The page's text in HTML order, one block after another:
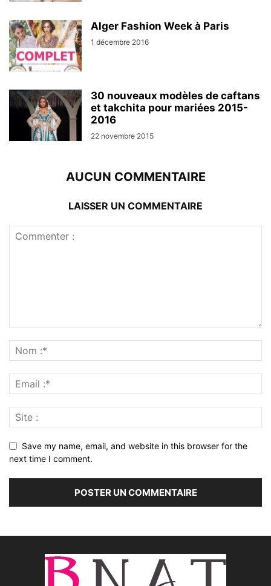
Alger Fashion Week à Paris
1 décembre 2016
30 nouveaux modèles de caftans
et takchita pour mariées 2015-
2016
22 novembre 2015
AUCUN COMMENTAIRE
LAISSER UN COMMENTAIRE
Save my name, email, and website in this browser for the
next time I comment.